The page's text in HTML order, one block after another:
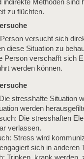
Methoden
zu flüchten.
versucht sich
diese Situation zu
Person verschafft sich
werden können.
stresshafte Situation
werden
Die stresshaften
verlassen.
Stress wird
sich in anderen